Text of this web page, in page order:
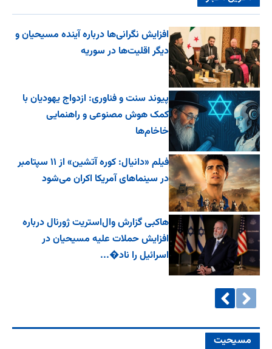
افزایش نگرانی‌ها درباره آینده مسیحیان و
دیگر اقلیت‌ها در سوریه
پیوند سنت و فناوری: ازدواج یهودیان با
کمک هوش مصنوعی و راهنمایی
خاخام‌ها
فیلم «دانیال: کوره آتشین» از ۱۱ سپتامبر
در سینماهای آمریکا اکران می‌شود
هاکبی گزارش وال‌استریت ژورنال درباره
افزایش حملات علیه مسیحیان در
اسرائیل را ناد�...
مسیحیت